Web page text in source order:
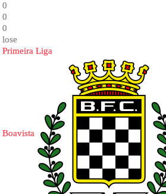
0
0
0
lose
Primeira Liga
Boavista